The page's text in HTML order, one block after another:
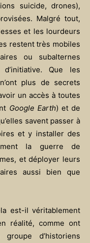
suicide, drones),
Malgré tout,
et les lourdeurs
restent très mobiles
ou subalternes
Que les
plus de secrets
un accès à toutes
Google Earth) et de
savent passer à
et y installer des
la guerre de
et déployer leurs
aussi bien que
est-il véritablement
réalité, comme ont
d’historiens